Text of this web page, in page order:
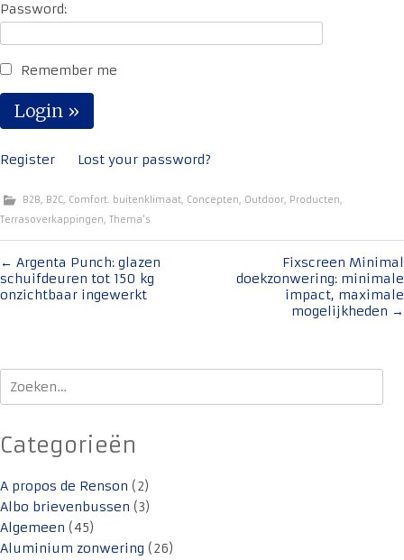
Password:
Remember me
Register Lost your password?
B2B, B2C, Comfort. buitenklimaat, Concepten, Outdoor, Producten,
Terrasoverkappingen, Thema's
Bericht
navigatie
← Argenta Punch: glazen
schuifdeuren tot 150 kg
onzichtbaar ingewerkt
Fixscreen Minimal
doekzonwering: minimale
impact, maximale
mogelijkheden →
Zoeken
naar:
Categorieën
A propos de Renson (2)
Albo brievenbussen (3)
Algemeen (45)
Aluminium zonwering (26)